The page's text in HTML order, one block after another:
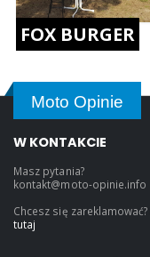
FOX BURGER
Moto Opinie
W KONTAKCIE
Masz pytania?
kontakt@moto-opinie.info
Chcesz się zareklamować?
tutaj